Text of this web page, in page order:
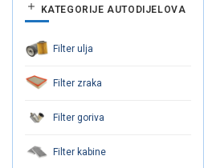
KATEGORIJE AUTODIJELOVA
Filter ulja
Filter zraka
Filter goriva
Filter kabine